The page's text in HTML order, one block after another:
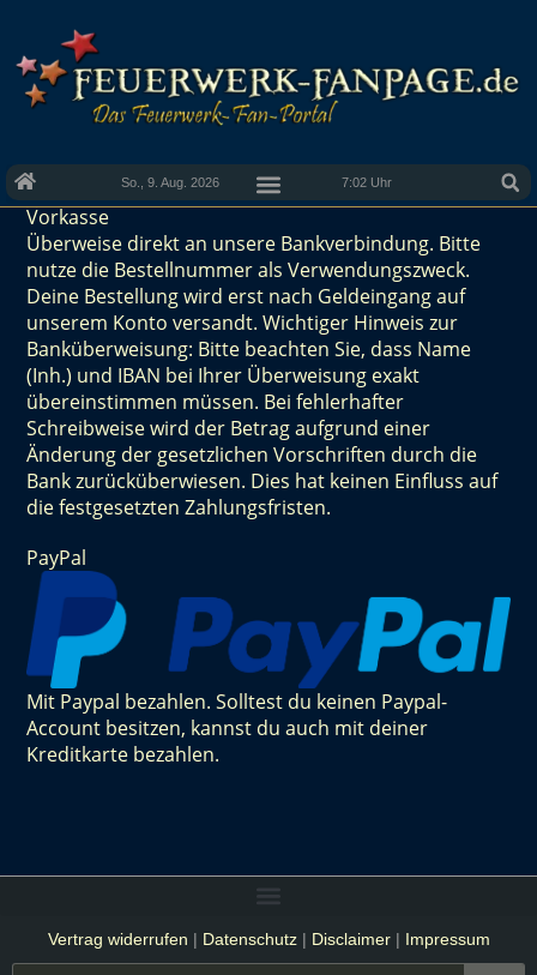
So., 9. Aug. 2026 7:02 Uhr
Vorkasse
Überweise direkt an unsere Bankverbindung. Bitte
nutze die Bestellnummer als Verwendungszweck.
Deine Bestellung wird erst nach Geldeingang auf
unserem Konto versandt. Wichtiger Hinweis zur
Banküberweisung: Bitte beachten Sie, dass Name
(Inh.) und IBAN bei Ihrer Überweisung exakt
übereinstimmen müssen. Bei fehlerhafter
Schreibweise wird der Betrag aufgrund einer
Änderung der gesetzlichen Vorschriften durch die
Bank zurücküberwiesen. Dies hat keinen Einfluss auf
die festgesetzten Zahlungsfristen.
PayPal
Mit Paypal bezahlen. Solltest du keinen Paypal-
Account besitzen, kannst du auch mit deiner
Kreditkarte bezahlen.
Vertrag widerrufen | Datenschutz| Disclaimer| Impressum